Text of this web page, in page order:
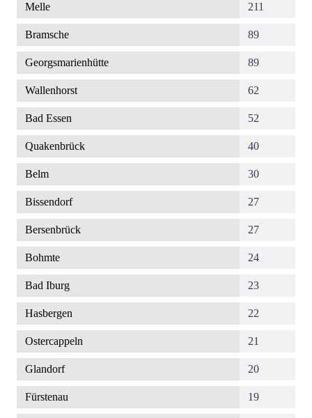
Melle 211
Bramsche 89
Georgsmarienhütte 89
Wallenhorst 62
Bad Essen 52
Quakenbrück 40
Belm 30
Bissendorf 27
Bersenbrück 27
Bohmte 24
Bad Iburg 23
Hasbergen 22
Ostercappeln 21
Glandorf 20
Fürstenau 19